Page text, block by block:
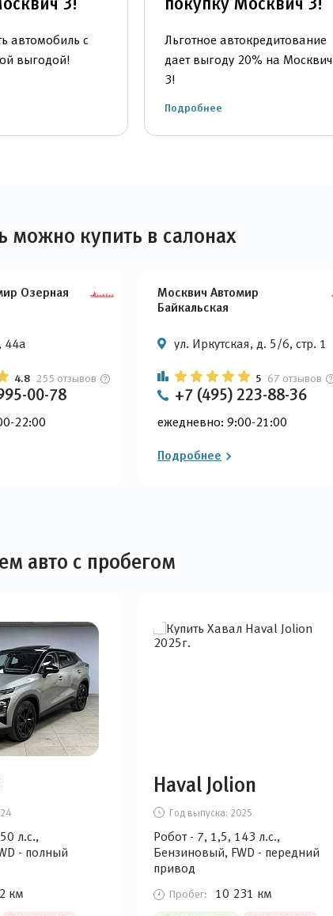
автомобиль с
выгодой!
Льготное автокредитование
дает выгоду 20% на Москвич
3!
Подробнее
можно купить в салонах
Озерная
44а
4.8 255 отзывов
00-78
22:00
Москвич Автомир
Байкальская
ул. Иркутская, д. 5/6, стр. 1
5 67 отзывов
+7 (495) 223-88-36
ежедневно: 9:00-21:00
Подробнее
авто с пробегом
л.с.,
- полный
км
Haval Jolion
Год выпуска: 2025
Робот - 7, 1,5, 143 л.с.,
Бензиновый, FWD - передний
привод
Пробег: 10 231 км